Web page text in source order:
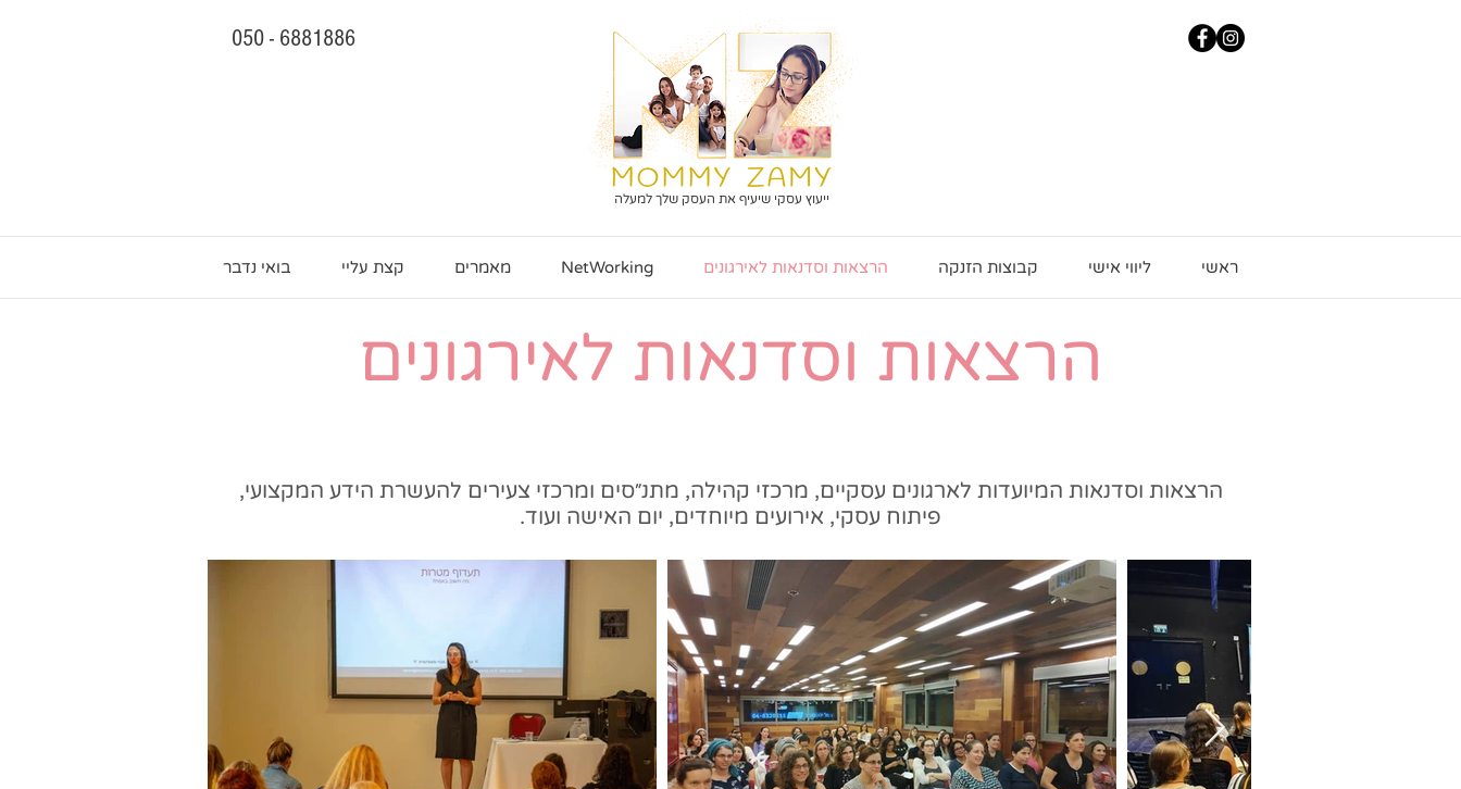
050 - 6881886
ייעוץ עסקי שיעיף את העסק שלך למעלה
ראשי ליווי אישי קבוצות הזנקה הרצאות וסדנאות לאירגונים NetWorking מאמרים קצת עליי בואי נדבר
הרצאות וסדנאות לאירגונים
הרצאות וסדנאות המיועדות לארגונים עסקיים, מרכזי קהילה, מתנ״סים ומרכזי צעירים להעשרת הידע המקצועי,
פיתוח עסקי, אירועים מיוחדים, יום האישה ועוד.